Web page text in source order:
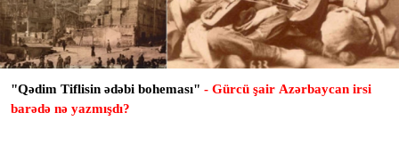
"Qədim Tiflisin ədəbi boheması" - Gürcü şair Azərbaycan irsi
barədə nə yazmışdı?